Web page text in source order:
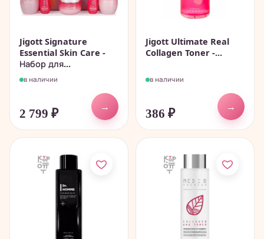
Jigott Signature
Essential Skin Care -
Набор для...
в наличии
2 799 ₽
→
Jigott Ultimate Real
Collagen Toner -...
в наличии
386 ₽
→